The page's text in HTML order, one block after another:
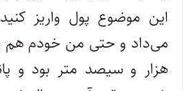
این موضوع پول واریز
می‌داد و حتی من خودم هم
هزار و سیصد متر بود و